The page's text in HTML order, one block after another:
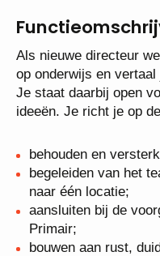
Als nieuwe directeur
op onderwijs en
Je staat daarbij open
ideeën. Je richt je op
behouden en
begeleiden van het
naar één locatie;
aansluiten bij de
Primair;
bouwen aan rust,